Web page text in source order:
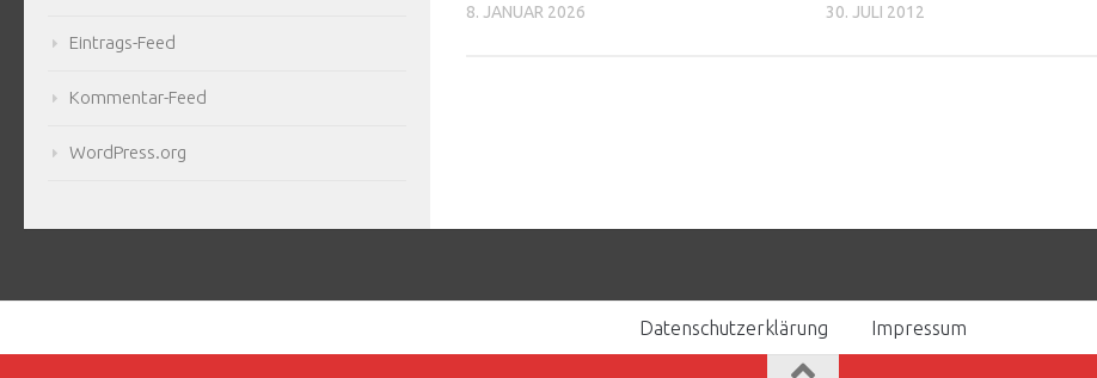
8. JANUAR 2026 30. JULI 2012
Eintrags-Feed
Kommentar-Feed
WordPress.org
Datenschutzerklärung Impressum